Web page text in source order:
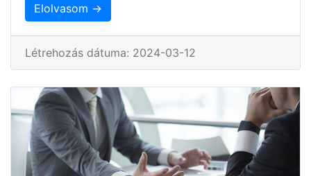
Elolvasom →
Létrehozás dátuma: 2024-03-12